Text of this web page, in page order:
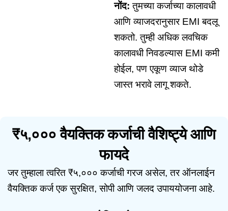
नोंद: तुमच्या कर्जाच्या कालावधी
आणि व्याजदरानुसार EMI बदलू
शकतो. तुम्ही अधिक लवचिक
कालावधी निवडल्यास EMI कमी
होईल, पण एकूण व्याज थोडे
जास्त भरावे लागू शकते.
₹५,००० वैयक्तिक कर्जाची वैशिष्ट्ये आणि
फायदे
जर तुम्हाला त्वरित ₹५,००० कर्जाची गरज असेल, तर ऑनलाईन
वैयक्तिक कर्ज एक सुरक्षित, सोपी आणि जलद उपाययोजना आहे.